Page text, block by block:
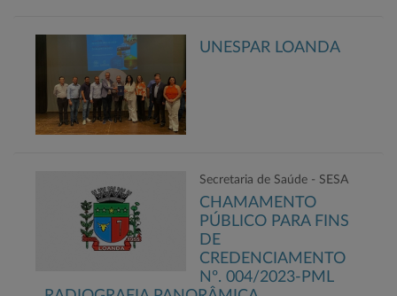
UNESPAR LOANDA
Secretaria de Saúde - SESA
CHAMAMENTO
PÚBLICO PARA FINS
DE
CREDENCIAMENTO
Nº. 004/2023-PML